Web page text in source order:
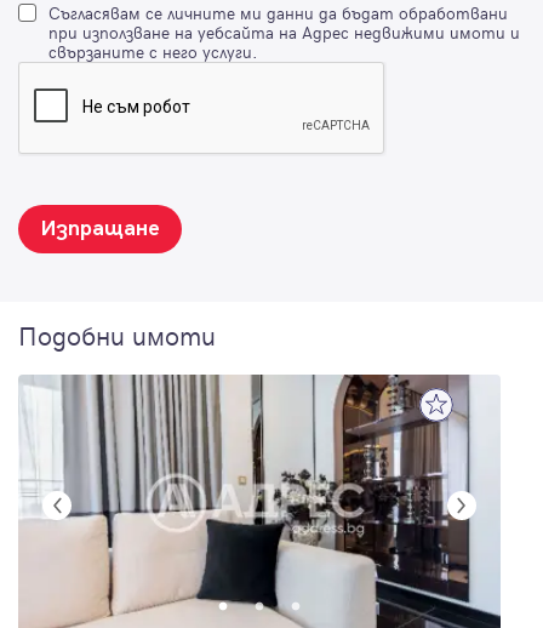
Съгласявам се личните ми данни да бъдат обработвани
при използване на уебсайта на Адрес недвижими имоти и
свързаните с него услуги.
Изпращане
Подобни имоти